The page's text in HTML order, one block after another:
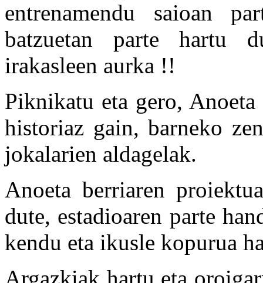
entrenamendu saioan
batzuetan parte hartu
irakasleen aurka !!
Piknikatu eta gero,
historiaz gain, barneko
jokalarien aldagelak.
Anoeta berriaren
dute, estadioaren parte
kendu eta ikusle kopurua
Argazkiak hartu eta